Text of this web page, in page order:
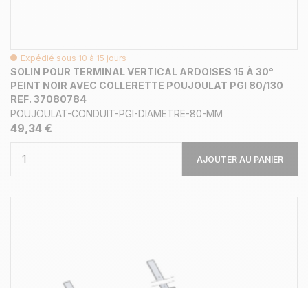
Expédié sous 10 à 15 jours
SOLIN POUR TERMINAL VERTICAL ARDOISES 15 À 30°
PEINT NOIR AVEC COLLERETTE POUJOULAT PGI 80/130
REF. 37080784
POUJOULAT-CONDUIT-PGI-DIAMETRE-80-MM
49,34 €
AJOUTER AU PANIER